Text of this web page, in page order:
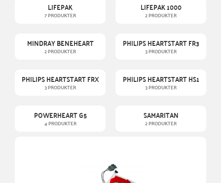
LIFEPAK
7 PRODUKTER
LIFEPAK 1000
2 PRODUKTER
MINDRAY BENEHEART
2 PRODUKTER
PHILIPS HEARTSTART FR3
3 PRODUKTER
PHILIPS HEARTSTART FRX
3 PRODUKTER
PHILIPS HEARTSTART HS1
3 PRODUKTER
POWERHEART G5
4 PRODUKTER
SAMARITAN
2 PRODUKTER